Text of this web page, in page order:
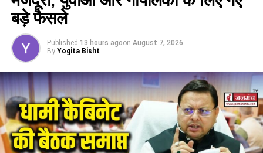
बड़े फैसले
Published 13 hours agoon August 7, 2026
By Yogita Bisht